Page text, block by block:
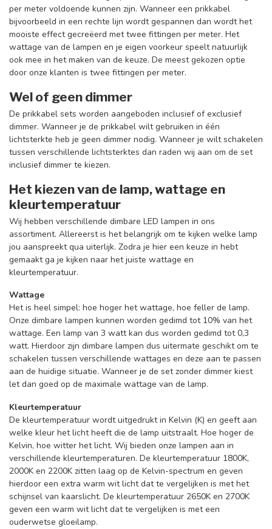
per meter voldoende kunnen zijn. Wanneer een prikkabel
bijvoorbeeld in een rechte lijn wordt gespannen dan wordt het
mooiste effect gecreëerd met twee fittingen per meter. Het
wattage van de lampen en je eigen voorkeur speelt natuurlijk
ook mee in het maken van de keuze. De meest gekozen optie
door onze klanten is twee fittingen per meter.
Wel of geen dimmer
De prikkabel sets worden aangeboden inclusief of exclusief
dimmer. Wanneer je de prikkabel wilt gebruiken in één
lichtsterkte heb je geen dimmer nodig. Wanneer je wilt schakelen
tussen verschillende lichtsterktes dan raden wij aan om de set
inclusief dimmer te kiezen.
Het kiezen van de lamp, wattage en
kleurtemperatuur
Wij hebben verschillende dimbare LED lampen in ons
assortiment. Allereerst is het belangrijk om te kijken welke lamp
jou aanspreekt qua uiterlijk. Zodra je hier een keuze in hebt
gemaakt ga je kijken naar het juiste wattage en
kleurtemperatuur.
Wattage
Het is heel simpel: hoe hoger het wattage, hoe feller de lamp.
Onze dimbare lampen kunnen worden gedimd tot 10% van het
wattage. Een lamp van 3 watt kan dus worden gedimd tot 0,3
watt. Hierdoor zijn dimbare lampen dus uitermate geschikt om te
schakelen tussen verschillende wattages en deze aan te passen
aan de huidige situatie. Wanneer je de set zonder dimmer kiest
let dan goed op de maximale wattage van de lamp.
Kleurtemperatuur
De kleurtemperatuur wordt uitgedrukt in Kelvin (K) en geeft aan
welke kleur het licht heeft die de lamp uitstraalt. Hoe hoger de
Kelvin, hoe witter het licht. Wij bieden onze lampen aan in
verschillende kleurtemperaturen. De kleurtemperatuur 1800K,
2000K en 2200K zitten laag op de Kelvin-spectrum en geven
hierdoor een extra warm wit licht dat te vergelijken is met het
schijnsel van kaarslicht. De kleurtemperatuur 2650K en 2700K
geven een warm wit licht dat te vergelijken is met een
ouderwetse gloeilamp.